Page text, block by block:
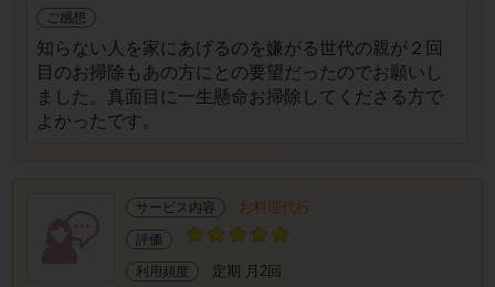
ご感想
知らない人を家にあげるのを嫌がる世代の親が２回
目のお掃除もあの方にとの要望だったのでお願いし
ました。真面目に一生懸命お掃除してくださる方で
よかったです。
サービス内容 お料理代行
評価
利用頻度 定期 月2回